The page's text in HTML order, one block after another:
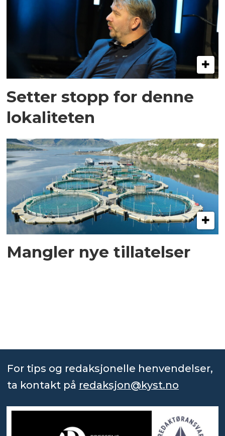
Setter stopp for denne
lokaliteten
Mangler nye tillatelser
For tips og redaksjonelle henvendelser,
ta kontakt på redaksjon@kyst.no